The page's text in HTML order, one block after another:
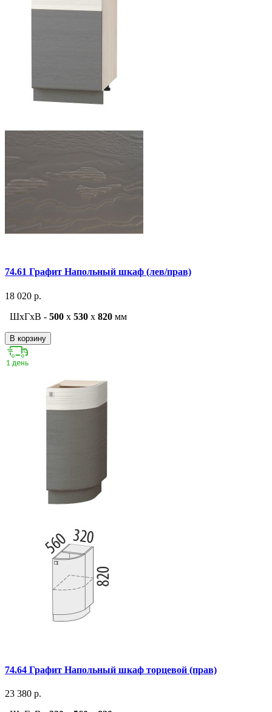
74.61 Графит Напольный шкаф (лев/прав)
18 020 р.
ШxГxВ - 500 x 530 x 820 мм
В корзину
74.64 Графит Напольный шкаф торцевой (прав)
23 380 р.